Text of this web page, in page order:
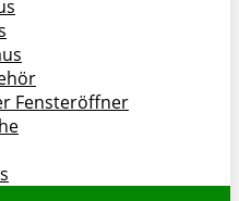
Fensteröffner